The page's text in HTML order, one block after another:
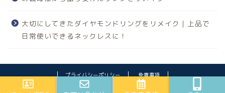
大切にしてきたダイヤモンドリングをリメイク｜上品で
日常使いできるネックレスに！
プライバシーポリシー
免責事項
2020–2026 ジュエリーリフォームの誠美堂